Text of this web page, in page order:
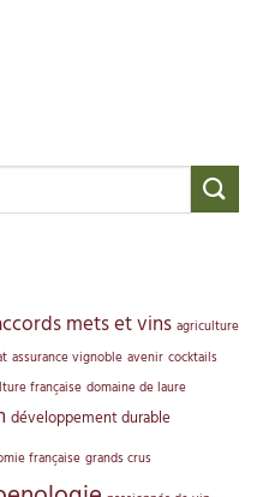
mets et vins agriculture
assurance vignoble avenir cocktails
française domaine de laure
développement durable
française grands crus